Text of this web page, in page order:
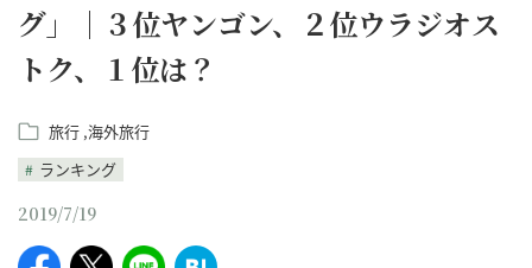
グ」｜３位ヤンゴン、２位ウラジオス
トク、１位は？
旅行 海外旅行
ランキング
2019/7/19